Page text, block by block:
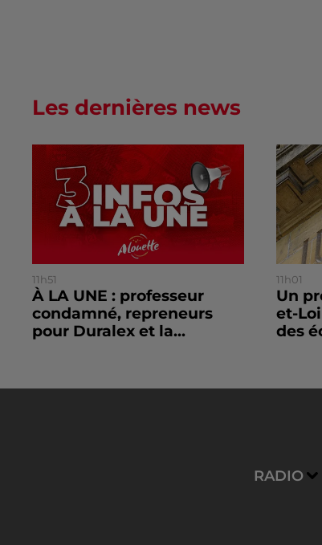
Les dernières news
11h51
À LA UNE : professeur
condamné, repreneurs
pour Duralex et la...
11h01
Un
et-
des
RADIO